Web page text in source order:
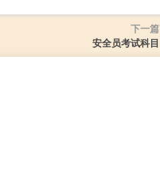
下一篇
安全员考试科目